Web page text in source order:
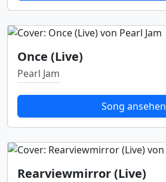
Once (Live)
Pearl Jam
Song ansehen
Rearviewmirror (Live)